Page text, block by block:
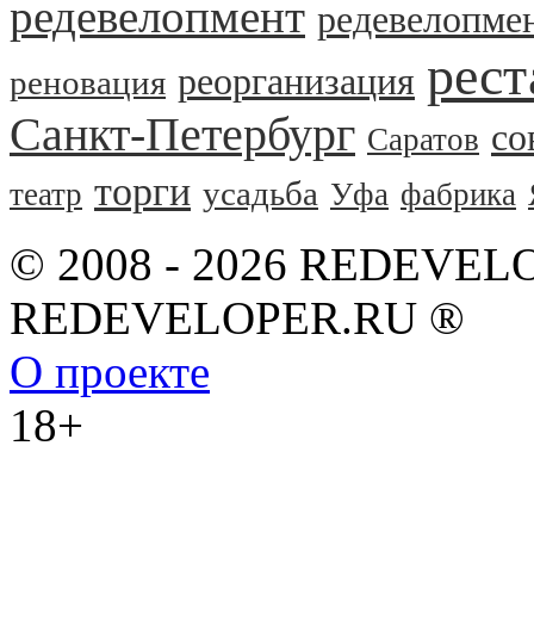
редевелопмент
реновация реорганизация
Санкт-Петербург Саратов
театр торги усадьба Уфа фабрика
© 2008 - 2026
REDEVELOPER.RU ®
О проекте
18+